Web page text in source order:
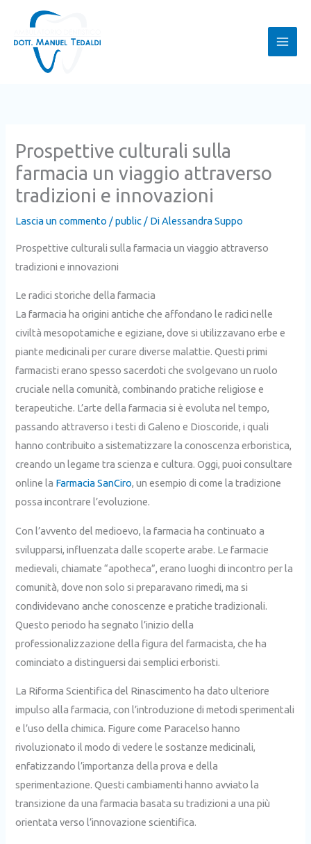
contenuto
Prospettive culturali sulla
farmacia un viaggio attraverso
tradizioni e innovazioni
Lascia un commento /public / DiAlessandra Suppo
Prospettive culturali sulla farmacia un viaggio attraverso
tradizioni e innovazioni
Le radici storiche della farmacia
La farmacia ha origini antiche che affondano le radici nelle
civiltà mesopotamiche e egiziane, dove si utilizzavano erbe e
piante medicinali per curare diverse malattie. Questi primi
farmacisti erano spesso sacerdoti che svolgevano un ruolo
cruciale nella comunità, combinando pratiche religiose e
terapeutiche. L’arte della farmacia si è evoluta nel tempo,
passando attraverso i testi di Galeno e Dioscoride, i quali
hanno contribuito a sistematizzare la conoscenza erboristica,
creando un legame tra scienza e cultura. Oggi, puoi consultare
online la Farmacia SanCiro, un esempio di come la tradizione
possa incontrare l’evoluzione.
Con l’avvento del medioevo, la farmacia ha continuato a
svilupparsi, influenzata dalle scoperte arabe. Le farmacie
medievali, chiamate “apotheca”, erano luoghi di incontro per la
comunità, dove non solo si preparavano rimedi, ma si
condividevano anche conoscenze e pratiche tradizionali.
Questo periodo ha segnato l’inizio della
professionalizzazione della figura del farmacista, che ha
cominciato a distinguersi dai semplici erboristi.
La Riforma Scientifica del Rinascimento ha dato ulteriore
impulso alla farmacia, con l’introduzione di metodi sperimentali
e l’uso della chimica. Figure come Paracelso hanno
rivoluzionato il modo di vedere le sostanze medicinali,
enfatizzando l’importanza della prova e della
sperimentazione. Questi cambiamenti hanno avviato la
transizione da una farmacia basata su tradizioni a una più
orientata verso l’innovazione scientifica.